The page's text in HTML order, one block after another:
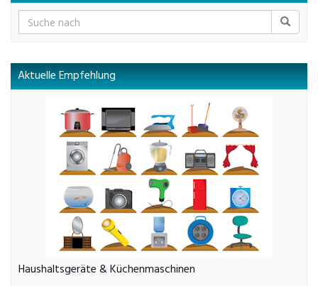
Aktuelle Empfehlung
Haushaltsgeräte & Küchenmaschinen